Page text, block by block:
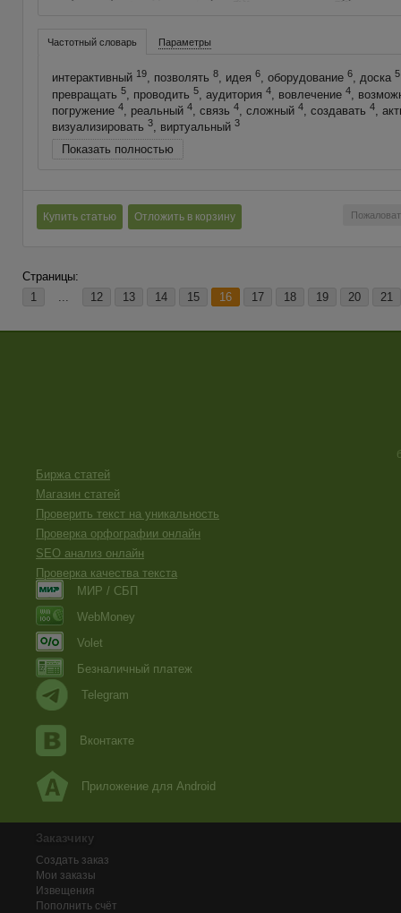
Частотный словарь Параметры
интерактивный 19, позволять 8, идея 6, оборудование 6, доска 5
превращать 5, проводить 5, аудитория 4, вовлечение 4,
погружение 4, реальный 4, связь 4, сложный 4, создавать 4,
визуализировать 3, виртуальный 3
Показать полностью
Купить статью Отложить в корзину
Страницы:
1
... 12 13 14 15 16 17 18 19 20 21
Биржа статей
Магазин статей
Проверить текст на уникальность
Проверка орфографии онлайн
SEO анализ онлайн
Проверка качества текста
МИР / СБП
WebMoney
Volet
Безналичный платеж
Telegram
Вконтакте
Приложение для Android
Заказчику
Создать заказ
Мои заказы
Извещения
Пополнить счёт